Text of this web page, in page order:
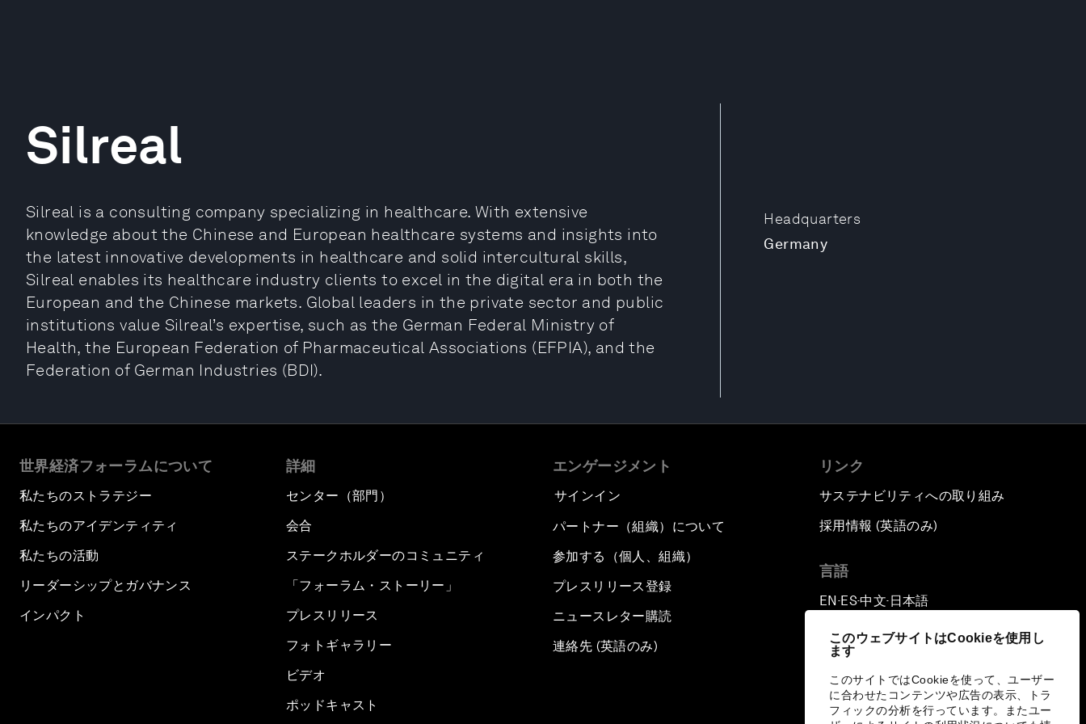
このウェブサイトはCookieを使用し
ます
このサイトではCookieを使って、ユーザー
に合わせたコンテンツや広告の表示、トラ
フィックの分析を行っています。またユー
Headquarters
Germany
Silreal
Silreal is a consulting company specializing in healthcare. With extensive
knowledge about the Chinese and European healthcare systems and insights into
the latest innovative developments in healthcare and solid intercultural skills,
Silreal enables its healthcare industry clients to excel in the digital era in both the
European and the Chinese markets. Global leaders in the private sector and public
institutions value Silreal’s expertise, such as the German Federal Ministry of
Health, the European Federation of Pharmaceutical Associations (EFPIA), and the
Federation of German Industries (BDI).
世界経済フォーラムについて
私たちのストラテジー
私たちのアイデンティティ
私たちの活動
リーダーシップとガバナンス
インパクト
詳細
センター（部門）
会合
ステークホルダーのコミュニティ
「フォーラム・ストーリー」
プレスリリース
フォトギャラリー
ビデオ
ポッドキャスト
エンゲージメント
サインイン
パートナー（組織）について
参加する（個人、組織）
プレスリリース登録
ニュースレター購読
連絡先 (英語のみ)
リンク
サステナビリティへの取り組み
採用情報 (英語のみ)
言語
EN ▪ES▪中文▪ 日本語